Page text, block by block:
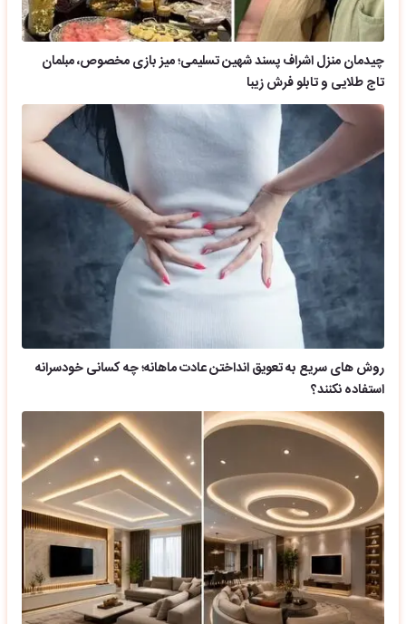
چیدمان منزل اشراف پسند شهین تسلیمی؛ میز بازی مخصوص، مبلمان
تاج طلایی و تابلو فرش زیبا
روش های سریع به تعویق انداختن عادت ماهانه؛ چه کسانی خودسرانه
استفاده نکنند؟